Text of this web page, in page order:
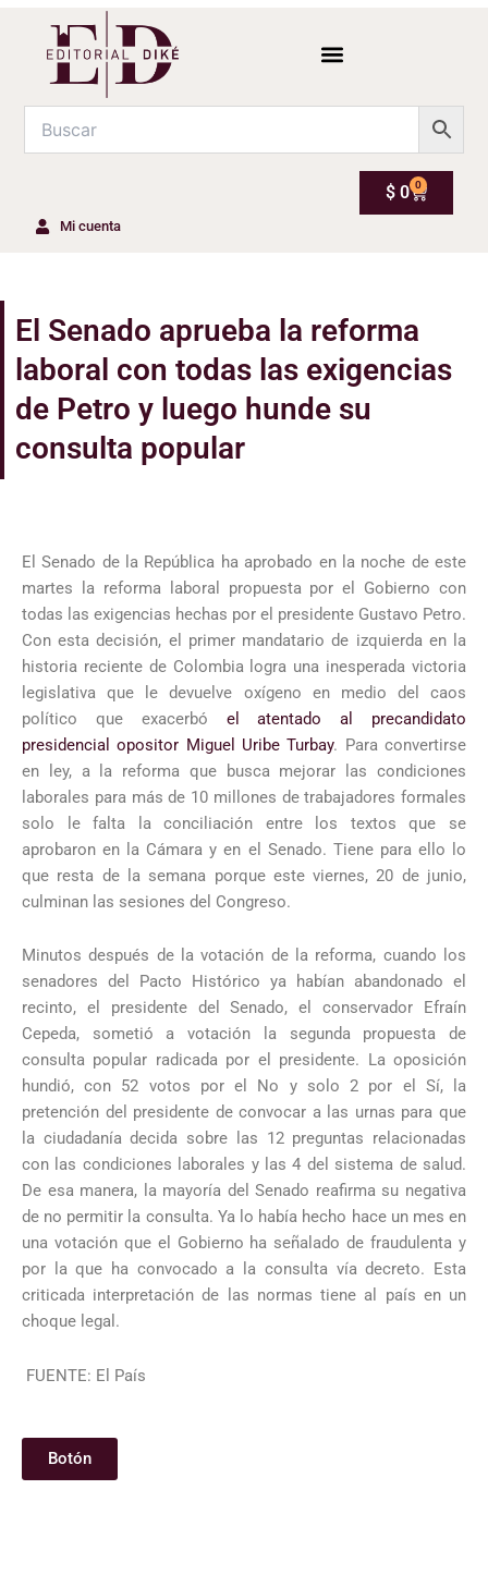
$0 0
Carrito
Mi cuenta
El Senado aprueba la reforma
laboral con todas las exigencias
de Petro y luego hunde su
consulta popular
El Senado de la República ha aprobado en la noche de este
martes la reforma laboral propuesta por el Gobierno con
todas las exigencias hechas por el presidente Gustavo Petro.
Con esta decisión, el primer mandatario de izquierda en la
historia reciente de Colombia logra una inesperada victoria
legislativa que le devuelve oxígeno en medio del caos
político que exacerbó el atentado al precandidato
presidencial opositor Miguel Uribe Turbay. Para convertirse
en ley, a la reforma que busca mejorar las condiciones
laborales para más de 10 millones de trabajadores formales
solo le falta la conciliación entre los textos que se
aprobaron en la Cámara y en el Senado. Tiene para ello lo
que resta de la semana porque este viernes, 20 de junio,
culminan las sesiones del Congreso.
Minutos después de la votación de la reforma, cuando los
senadores del Pacto Histórico ya habían abandonado el
recinto, el presidente del Senado, el conservador Efraín
Cepeda, sometió a votación la segunda propuesta de
consulta popular radicada por el presidente. La oposición
hundió, con 52 votos por el No y solo 2 por el Sí, la
pretención del presidente de convocar a las urnas para que
la ciudadanía decida sobre las 12 preguntas relacionadas
con las condiciones laborales y las 4 del sistema de salud.
De esa manera, la mayoría del Senado reafirma su negativa
de no permitir la consulta. Ya lo había hecho hace un mes en
una votación que el Gobierno ha señalado de fraudulenta y
por la que ha convocado a la consulta vía decreto. Esta
criticada interpretación de las normas tiene al país en un
choque legal.
FUENTE: El País
Botón